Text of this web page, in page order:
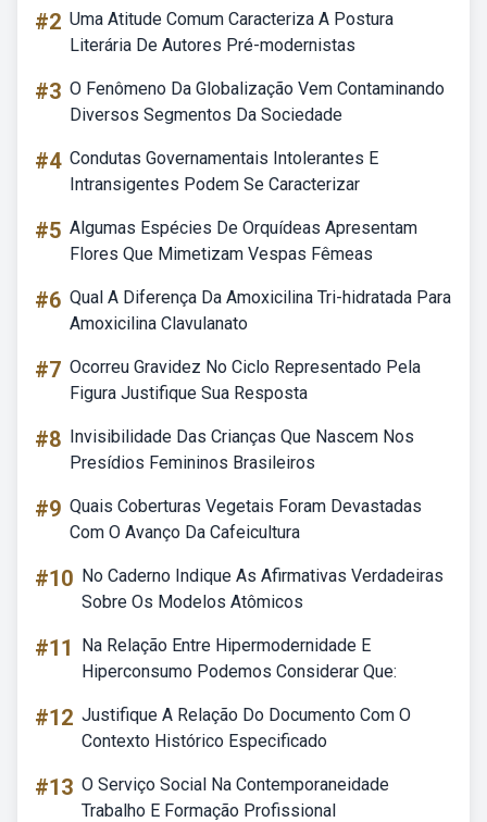
#2 Uma Atitude Comum Caracteriza A Postura
Literária De Autores Pré-modernistas
#3 O Fenômeno Da Globalização Vem Contaminando
Diversos Segmentos Da Sociedade
#4 Condutas Governamentais Intolerantes E
Intransigentes Podem Se Caracterizar
#5 Algumas Espécies De Orquídeas Apresentam
Flores Que Mimetizam Vespas Fêmeas
#6 Qual A Diferença Da Amoxicilina Tri-hidratada Para
Amoxicilina Clavulanato
#7 Ocorreu Gravidez No Ciclo Representado Pela
Figura Justifique Sua Resposta
#8 Invisibilidade Das Crianças Que Nascem Nos
Presídios Femininos Brasileiros
#9 Quais Coberturas Vegetais Foram Devastadas
Com O Avanço Da Cafeicultura
#10 No Caderno Indique As Afirmativas Verdadeiras
Sobre Os Modelos Atômicos
#11
Na Relação Entre Hipermodernidade E
Hiperconsumo Podemos Considerar Que:
#12 Justifique A Relação Do Documento Com O
Contexto Histórico Especificado
#13 O Serviço Social Na Contemporaneidade
Trabalho E Formação Profissional